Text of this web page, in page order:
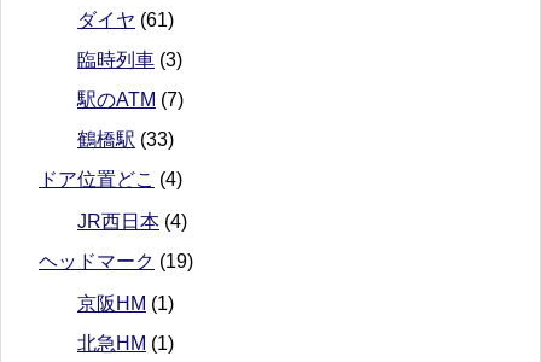
ダイヤ (61)
臨時列車 (3)
駅のATM (7)
鶴橋駅 (33)
ドア位置どこ (4)
JR西日本 (4)
ヘッドマーク (19)
京阪HM (1)
北急HM (1)